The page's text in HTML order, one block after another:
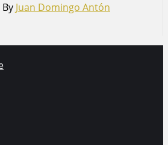
By Juan Domingo Antón